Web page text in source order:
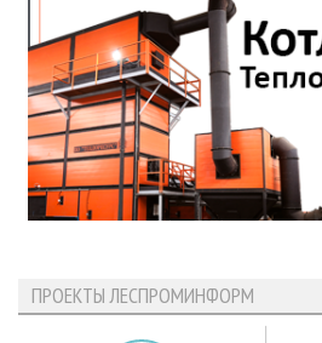
ПРОЕКТЫ ЛЕСПРОМИНФОРМ